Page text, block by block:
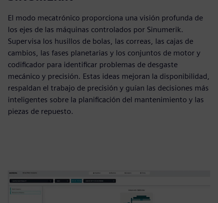
El modo mecatrónico proporciona una visión profunda de
los ejes de las máquinas controlados por Sinumerik.
Supervisa los husillos de bolas, las correas, las cajas de
cambios, las fases planetarias y los conjuntos de motor y
codificador para identificar problemas de desgaste
mecánico y precisión. Estas ideas mejoran la disponibilidad,
respaldan el trabajo de precisión y guían las decisiones más
inteligentes sobre la planificación del mantenimiento y las
piezas de repuesto.